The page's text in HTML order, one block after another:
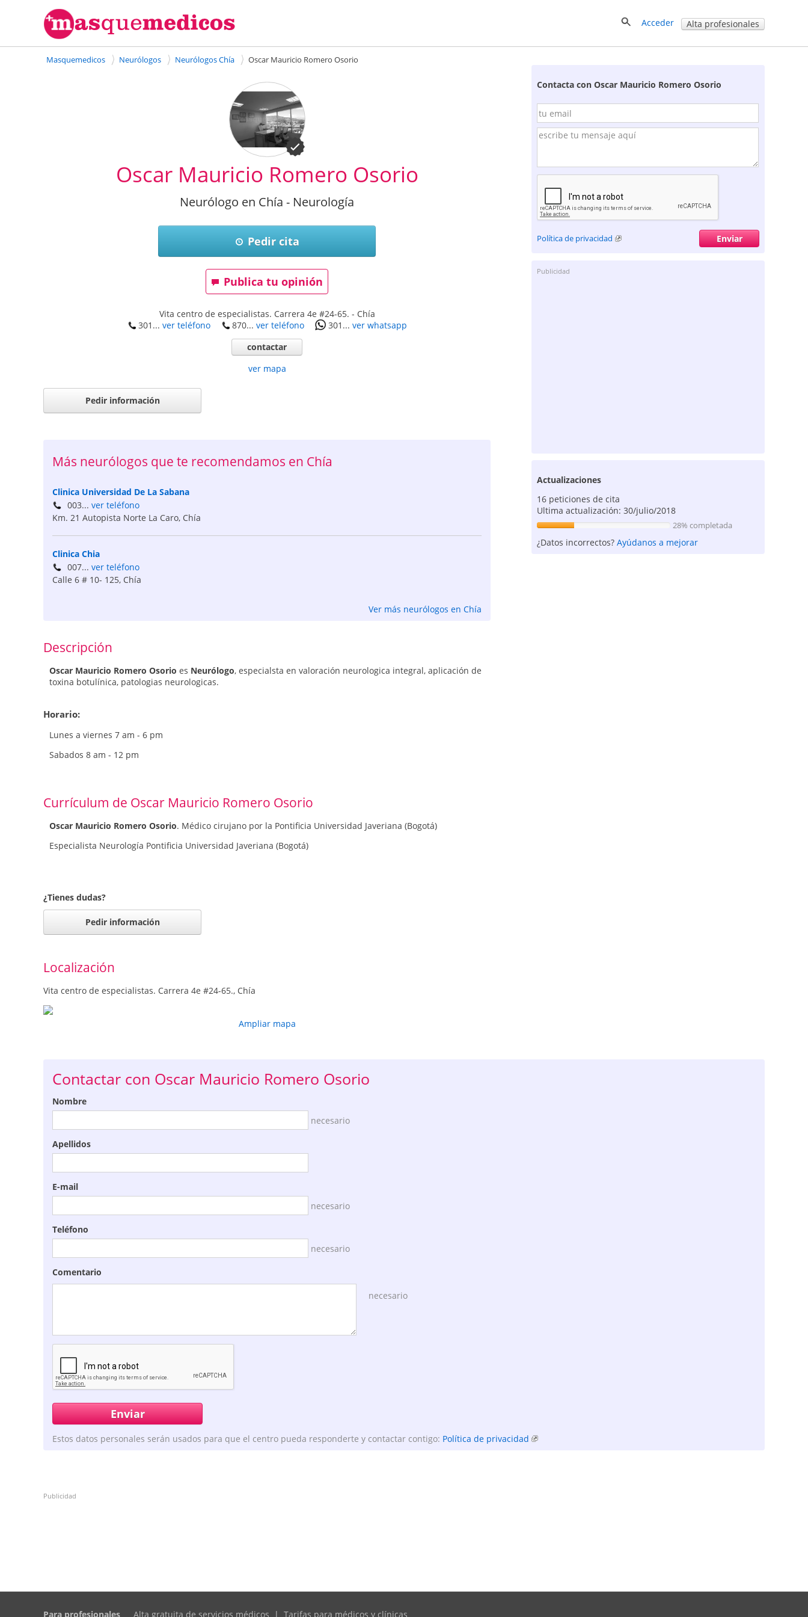
Acceder Alta profesionales
Masquemedicos Neurólogos Neurólogos Chía Oscar Mauricio Romero Osorio
Oscar Mauricio Romero Osorio
Neurólogo en Chía - Neurología
Pedir cita
Publica tu opinión
Vita centro de especialistas. Carrera 4e #24-65. - Chía
301... ver teléfono 870... ver teléfono 301... ver whatsapp
contactar
ver mapa
Pedir información
Más neurólogos que te recomendamos en Chía
Clinica Universidad De La Sabana
003... ver teléfono
Km. 21 Autopista Norte La Caro, Chía
Clinica Chia
007... ver teléfono
Calle 6 # 10- 125, Chía
Ver más neurólogos en Chía
Descripción
Oscar Mauricio Romero Osorio es Neurólogo, especialsta en valoración neurologica integral, aplicación de
toxina botulínica, patologias neurologicas.
Horario:
Lunes a viernes 7 am - 6 pm
Sabados 8 am - 12 pm
Currículum de Oscar Mauricio Romero Osorio
Oscar Mauricio Romero Osorio. Médico cirujano por la Pontificia Universidad Javeriana (Bogotá)
Especialista Neurología Pontificia Universidad Javeriana (Bogotá)
¿Tienes dudas?
Pedir información
Localización
Vita centro de especialistas. Carrera 4e #24-65., Chía
Ampliar mapa
Contacta con Oscar Mauricio Romero Osorio
Política de privacidad
Publicidad
Actualizaciones
16 peticiones de cita
Ultima actualización: 30/julio/2018
28% completada
¿Datos incorrectos?Ayúdanos a mejorar
Contactar con Oscar Mauricio Romero Osorio
Nombre
necesario
Apellidos
E-mail
necesario
Teléfono
necesario
Comentario
necesario
Estos datos personales serán usados para que el centro pueda responderte y contactar contigo: Política de privacidad
Publicidad
Para profesionales Alta gratuita de servicios médicos | Tarifas para médicos y clínicas